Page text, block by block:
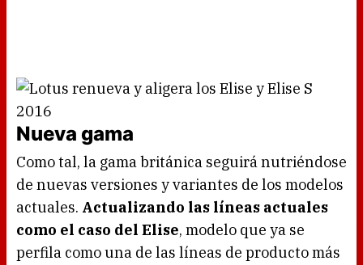
Nueva gama
Como tal, la gama británica seguirá nutriéndose
de nuevas versiones y variantes de los modelos
actuales. Actualizando las líneas actuales
como el caso del Elise, modelo que ya se
perfila como una de las líneas de producto más